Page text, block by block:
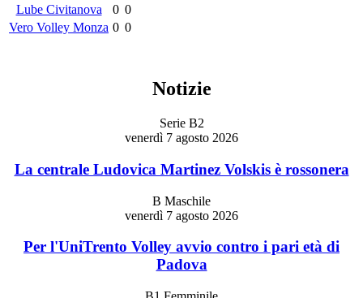
Lube Civitanova
0 0
Vero Volley Monza 0 0
Notizie
Serie B2
venerdì 7 agosto 2026
La centrale Ludovica Martinez Volskis è rossonera
B Maschile
venerdì 7 agosto 2026
Per l'UniTrento Volley avvio contro i pari età di
Padova